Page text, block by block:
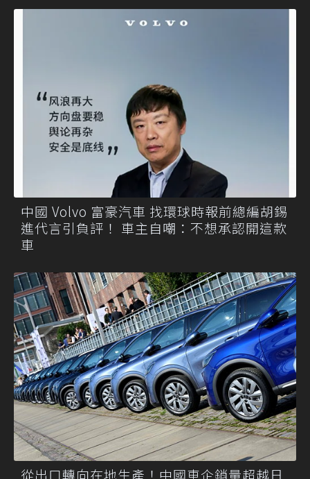
中國 Volvo 富豪汽車 找環球時報前總編胡錫
進代言引負評！ 車主自嘲：不想承認開這款
車
從出口轉向在地生產！中國車企銷量超越日